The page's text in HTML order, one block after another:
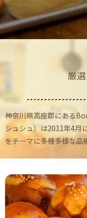
厳
神奈川県高座郡にある
シュシュ）は2011年4月
をテーマに多種多様な品